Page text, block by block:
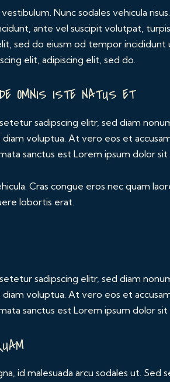
Nunc sodales vehicula
ante vel suscipit volutpat,
sed do eiusm od tempor incididunt
elit, adipiscing elit, sed do.
OMNIS ISTE NATUS ET
sadipscing elitr, sed diam
voluptua. At vero eos et
sanctus est Lorem ipsum dolor sit
Cras congue eros nec quam
lobortis erat.
sadipscing elitr, sed diam
diam voluptua. At vero eos et
sanctus est Lorem ipsum dolor
id malesuada arcu sodales ut.